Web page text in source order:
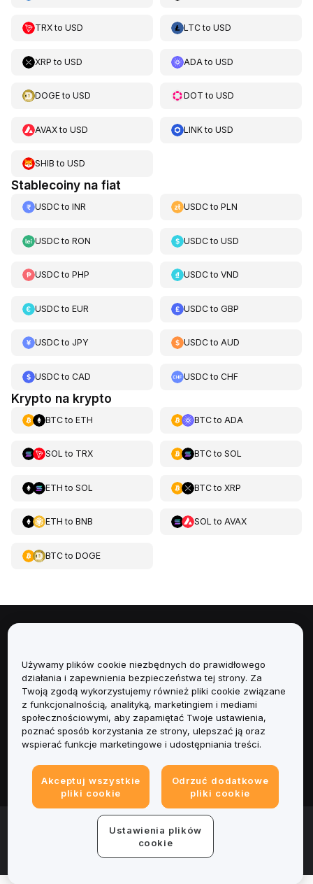
TRXto USD LTCtoUSD
XRP to USD ADA toUSD
DOGEto USD DOT toUSD
AVAXto USD LINKtoUSD
SHIB to USD
Stablecoiny na fiat
USDCto INR USDCtoPLN
USDCto RON USDCtoUSD
USDCto PHP USDCtoVND
USDCto EUR USDCtoGBP
USDCto JPY USDCtoAUD
USDCto CAD USDCtoCHF
Krypto na krypto
BTCto ETH BTCto ADA
SOL to TRX BTCto SOL
ETH to SOL BTCto XRP
ETH to BNB SOL to AVAX
BTCto DOGE
Usługi
Obsługa Klienta
Produkty
Informacje prawne
© 2025-2026 Bybit.eu. All rights reserved.
Warunki świadczenia usług | Polityka Prywatności
firmy (Impressum)
Centrum preferencji plików cookie
Używamy plików cookie niezbędnych do prawidłowego
działania i zapewnienia bezpieczeństwa tej strony. Za
Twoją zgodą wykorzystujemy również pliki cookie związane
z funkcjonalnością, analityką, marketingiem i mediami
społecznościowymi, aby zapamiętać Twoje ustawienia,
poznać sposób korzystania ze strony, ulepszać ją oraz
wspierać funkcje marketingowe i udostępniania treści.
Akceptuj wszystkie
pliki cookie
Odrzuć dodatkowe
pliki cookie
Ustawienia plików
cookie